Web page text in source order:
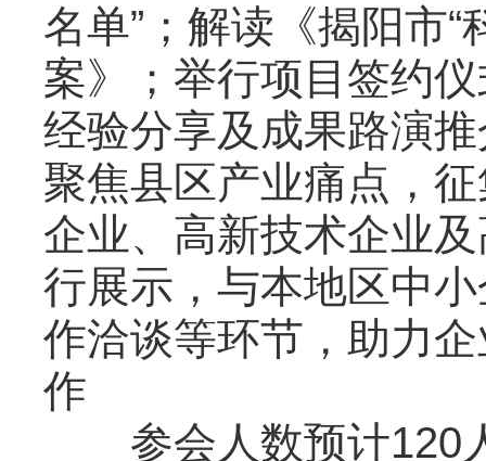
名单”；解读《揭阳市“
案》；举行项目签约
经验分享及成果路演
聚焦县区产业痛点，
企业、高新技术企业
行展示，与本地区中
作洽谈等环节，助力
作
参会人数预计120